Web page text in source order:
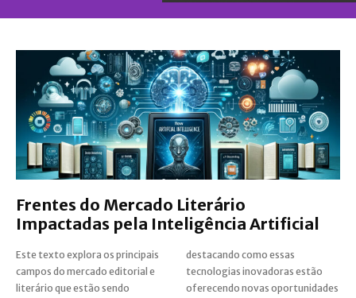
Frentes do Mercado Literário
Impactadas pela Inteligência Artificial
Este texto explora os principais
campos do mercado editorial e
literário que estão sendo
destacando como essas
tecnologias inovadoras estão
oferecendo novas oportunidades